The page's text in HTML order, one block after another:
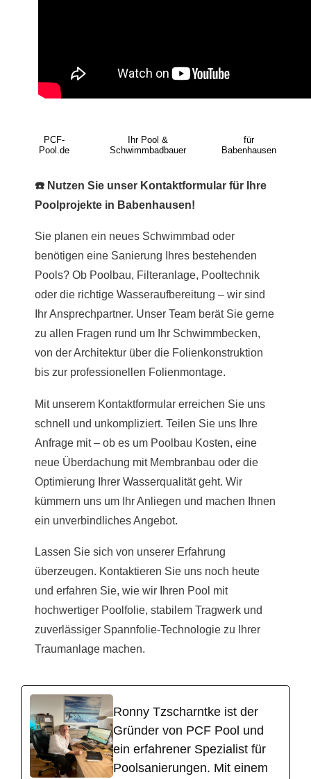
PCF-
Pool.de
Ihr Pool &
Schwimmbadbauer
für
Babenhausen
☎️ Nutzen Sie unser Kontaktformular für Ihre
Poolprojekte in Babenhausen!
Sie planen ein neues Schwimmbad oder
benötigen eine Sanierung Ihres bestehenden
Pools? Ob Poolbau, Filteranlage, Pooltechnik
oder die richtige Wasseraufbereitung – wir sind
Ihr Ansprechpartner. Unser Team berät Sie gerne
zu allen Fragen rund um Ihr Schwimmbecken,
von der Architektur über die Folienkonstruktion
bis zur professionellen Folienmontage.
Mit unserem Kontaktformular erreichen Sie uns
schnell und unkompliziert. Teilen Sie uns Ihre
Anfrage mit – ob es um Poolbau Kosten, eine
neue Überdachung mit Membranbau oder die
Optimierung Ihrer Wasserqualität geht. Wir
kümmern uns um Ihr Anliegen und machen Ihnen
ein unverbindliches Angebot.
Lassen Sie sich von unserer Erfahrung
überzeugen. Kontaktieren Sie uns noch heute
und erfahren Sie, wie wir Ihren Pool mit
hochwertiger Poolfolie, stabilem Tragwerk und
zuverlässiger Spannfolie-Technologie zu Ihrer
Traumanlage machen.
Ronny Tzscharntke ist der
Gründer von PCF Pool und
ein erfahrener Spezialist für
Poolsanierungen. Mit einem